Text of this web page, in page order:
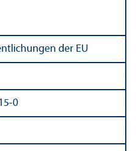
der EU
0